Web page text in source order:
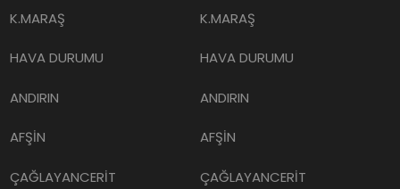
K.MARAŞ
HAVA DURUMU
ANDIRIN
AFŞİN
ÇAĞLAYANCERİT
K.MARAŞ
HAVA DURUMU
ANDIRIN
AFŞİN
ÇAĞLAYANCERİT